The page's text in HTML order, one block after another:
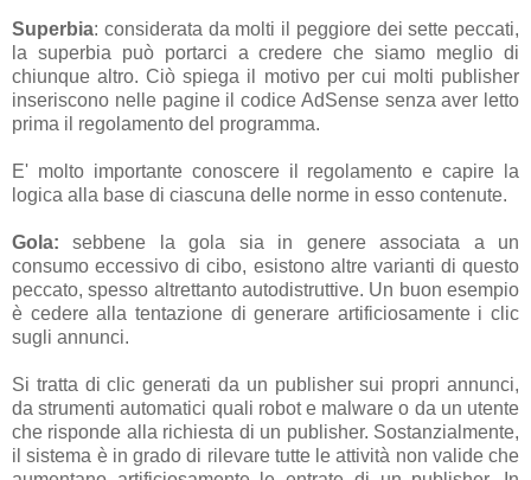
Superbia: considerata da molti il peggiore dei sette peccati,
la superbia può portarci a credere che siamo meglio di
chiunque altro. Ciò spiega il motivo per cui molti publisher
inseriscono nelle pagine il codice AdSense senza aver letto
prima il regolamento del programma.
E' molto importante conoscere il regolamento e capire la
logica alla base di ciascuna delle norme in esso contenute.
Gola: sebbene la gola sia in genere associata a un
consumo eccessivo di cibo, esistono altre varianti di questo
peccato, spesso altrettanto autodistruttive. Un buon esempio
è cedere alla tentazione di generare artificiosamente i clic
sugli annunci.
Si tratta di clic generati da un publisher sui propri annunci,
da strumenti automatici quali robot e malware o da un utente
che risponde alla richiesta di un publisher. Sostanzialmente,
il sistema è in grado di rilevare tutte le attività non valide che